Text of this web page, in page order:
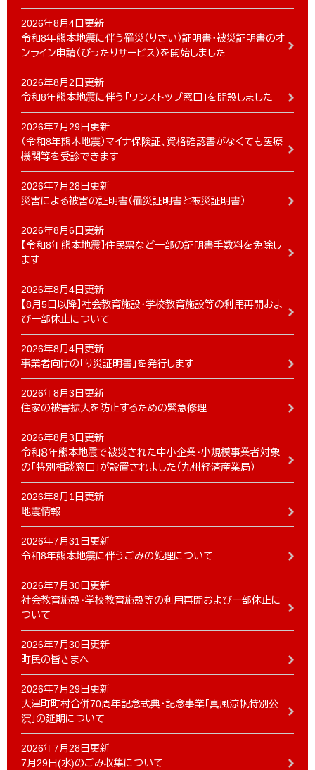
2026年8月4日更新
令和8年熊本地震に伴う罹災（りさい）証明書・被災証明書のオ
ンライン申請（ぴったりサービス）を開始しました
2026年8月2日更新
令和8年熊本地震に伴う「ワンストップ窓口」を開設しました
2026年7月29日更新
（令和8年熊本地震）マイナ保険証、資格確認書がなくても医療
機関等を受診できます
2026年7月28日更新
災害による被害の証明書（罹災証明書と被災証明書）
2026年8月6日更新
【令和8年熊本地震】住民票など一部の証明書手数料を免除し
ます
2026年8月4日更新
【8月5日以降】社会教育施設・学校教育施設等の利用再開およ
び一部休止について
2026年8月4日更新
事業者向けの「り災証明書」を発行します
2026年8月3日更新
住家の被害拡大を防止するための緊急修理
2026年8月3日更新
令和８年熊本地震で被災された中小企業・小規模事業者対象
の「特別相談窓口」が設置されました（九州経済産業局）
2026年8月1日更新
地震情報
2026年7月31日更新
令和8年熊本地震に伴うごみの処理について
2026年7月30日更新
社会教育施設・学校教育施設等の利用再開および一部休止に
ついて
2026年7月30日更新
町民の皆さまへ
2026年7月29日更新
大津町町村合併70周年記念式典・記念事業「真風涼帆特別公
演」の延期について
2026年7月28日更新
7月29日(水)のごみ収集について